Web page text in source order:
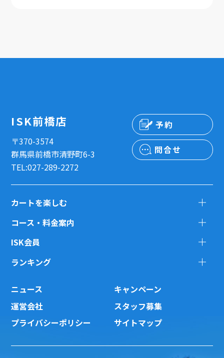
ISK前橋店
〒370-3574
群馬県前橋市清野町6-3
TEL:027-289-2272
予約
問合せ
カートを楽しむ
コース・料金案内
ISK会員
ランキング
ニュース
キャンペーン
運営会社
スタッフ募集
プライバシーポリシー
サイトマップ